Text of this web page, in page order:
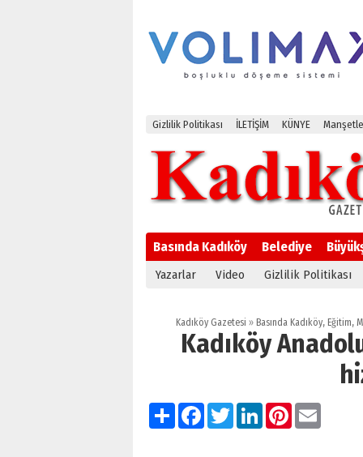
Gizlilik Politikası İLETİŞİM KÜNYE
Basında Kadıköy Belediye
Yazarlar Video Gizlilik Politikası
Kadıköy Gazetesi » Basında Kadıköy, Eğitim,
Kadıköy
PaylaşFacebook
TwitterLinkedInPinterest